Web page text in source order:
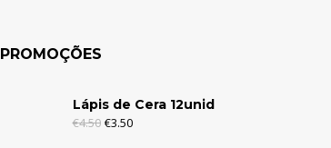
PROMOÇÕES
Lápis de Cera 12unid
€4.50 €3.50